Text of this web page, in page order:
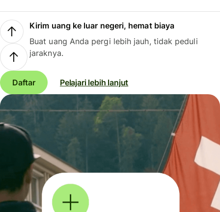
Kirim uang ke luar negeri, hemat biaya
Buat uang Anda pergi lebih jauh, tidak peduli
jaraknya.
Daftar Pelajari lebih lanjut